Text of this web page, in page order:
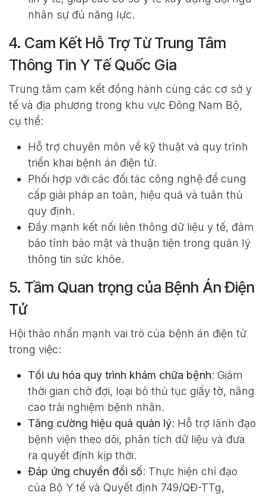
nhân sự đủ năng lực.
4. Cam Kết Hỗ Trợ Từ Trung Tâm
Thông Tin Y Tế Quốc Gia
Trung tâm cam kết đồng hành cùng các cơ sở y
tế và địa phương trong khu vực Đông Nam Bộ,
cụ thể:
Hỗ trợ chuyên môn về kỹ thuật và quy trình
triển khai bệnh án điện tử.
Phối hợp với các đối tác công nghệ để cung
cấp giải pháp an toàn, hiệu quả và tuân thủ
quy định.
Đẩy mạnh kết nối liên thông dữ liệu y tế, đảm
bảo tính bảo mật và thuận tiện trong quản lý
thông tin sức khỏe.
5. Tầm Quan trọng của Bệnh Án Điện
Tử
Hội thảo nhấn mạnh vai trò của bệnh án điện tử
trong việc:
Tối ưu hóa quy trình khám chữa bệnh: Giảm
thời gian chờ đợi, loại bỏ thủ tục giấy tờ, nâng
cao trải nghiệm bệnh nhân.
Tăng cường hiệu quả quản lý: Hỗ trợ lãnh đạo
bệnh viện theo dõi, phân tích dữ liệu và đưa
ra quyết định kịp thời.
Đáp ứng chuyển đổi số: Thực hiện chỉ đạo
của Bộ Y tế và Quyết định 749/QĐ-TTg,